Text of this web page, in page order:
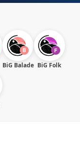
BiG Balade BiG Folk